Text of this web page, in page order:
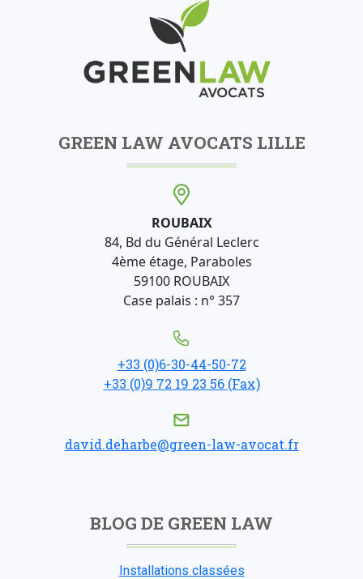
GREEN LAW AVOCATS LILLE
ROUBAIX
84, Bd du Général Leclerc
4ème étage, Paraboles
59100 ROUBAIX
Case palais : n° 357
+33 (0)6-30-44-50-72
+33 (0)9 72 19 23 56 (Fax)
david.deharbe@green-law-avocat.fr
BLOG DE GREEN LAW
Installations classées